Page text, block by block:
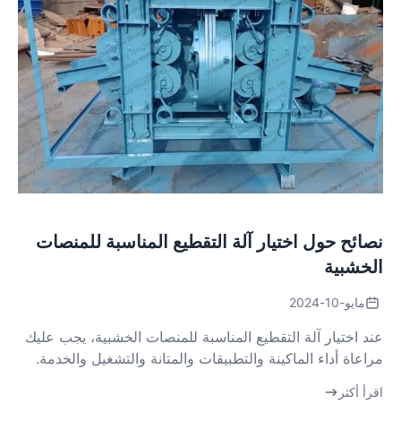
نصائح حول اختيار آلة التقطيع المناسبة للمنصات
الخشبية
مايو-10-2024
عند اختيار آلة التقطيع المناسبة للمنصات الخشبية، يجب عليك
مراعاة أداء الماكينة والتطبيقات والمتانة والتشغيل والخدمة.
اقرأ أكثر